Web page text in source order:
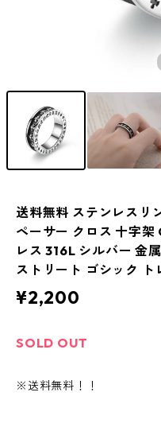
送料無料 ステンレスリ
ペーサー クロス 十字
レス 316L シルバー 金
ストリート ゴシック ト
¥2,200
SOLD OUT
※送料無料！！